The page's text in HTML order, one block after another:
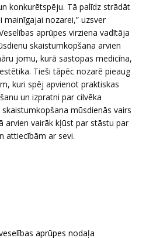
konkurētspēju. Tā palīdz strādāt
nozarei,” uzsver
aprūpes virziena vadītāja
skaistumkopšana arvien
jomu, kurā sastopas medicīna,
Tieši tāpēc nozarē pieaug
kuri spēj apvienot praktiskas
un izpratni par cilvēka
mūsdienās vairs
arvien vairāk kļūst par stāstu par
attiecībām ar sevi.
aprūpes nodaļa